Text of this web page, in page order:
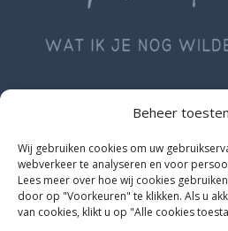
Beheer
Wij gebruiken cookies om uw
webverkeer te analyseren en voor
Lees meer over hoe wij cookies
door op "Voorkeuren" te klikken. Als u
van cookies, klikt u op "Alle cookies
Geschreven met
Patricia van